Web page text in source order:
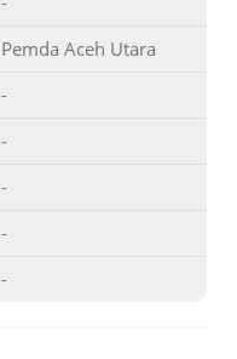
Pemda Aceh Utara
-
-
-
-
-